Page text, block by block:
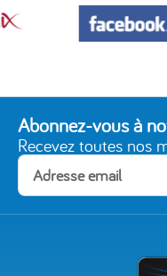
Abonnez-vous à
Recevez toutes nos